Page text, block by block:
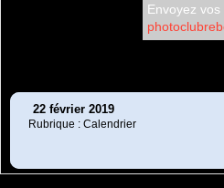
Envoyez
22 février 2019
Rubrique : Calendrier